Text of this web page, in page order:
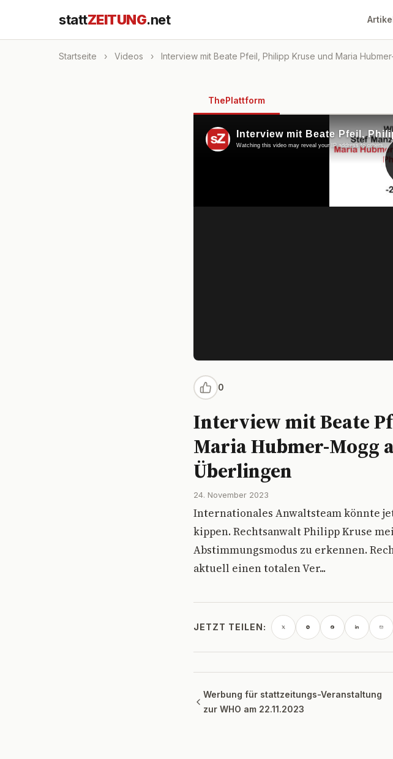
stattZEITUNG.net
Startseite › Videos › Interview mit Beate Pfeil, Philipp Kruse und Maria
ThePlattform
0
Interview mit Beate
Maria Hubmer-Mogg
Überlingen
24. November 2023
Internationales Anwaltsteam könnte
kippen. Rechtsanwalt Philipp Kruse
Abstimmungsmodus zu erkennen.
aktuell einen totalen Ver...
JETZT TEILEN:
Werbung für stattzeitungs-Veranstaltung
zur WHO am 22.11.2023